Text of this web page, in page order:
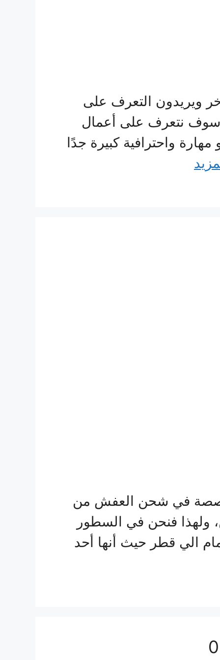
ويريدون التعرف على
سوف نتعرف على أعمال
واحترافية كبيرة جدًا
في شحن العفش من
ولهذا فنحن في السطور
الي قطر حيث أنها أحد